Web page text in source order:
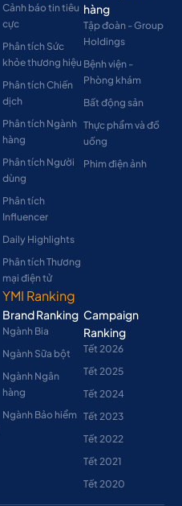
Cảnh báo tin tiêu
cực
Phân tích Sức
khỏe thương hiệu
Phân tích Chiến
dịch
Phân tích Ngành
hàng
Phân tích Người
dùng
Phân tích
Influencer
Daily Highlights
Phân tích Thương
mại điện tử
hàng
Tập đoàn - Group
Holdings
Bệnh viện -
Phòng khám
Bất động sản
Thực phẩm và đồ
uống
Phim điện ảnh
YMI Ranking
Brand Ranking
Ngành Bia
Ngành Sữa bột
Ngành Ngân
hàng
Ngành Bảo hiểm
Campaign
Ranking
Tết 2026
Tết 2025
Tết 2024
Tết 2023
Tết 2022
Tết 2021
Tết 2020